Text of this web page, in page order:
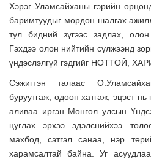
Хэрэг Уламсайханы гэрийн
баримтуудыг мөрдөн шалгах
тул бидний зүгээс задлах, олон
Гэхдээ олон нийтийн сүлжээнд
үндэслэлгүй гэдгийг НОТТОЙ,
Сэжигтэн талаас
буруутгаж, өдөөн хатгаж, эцэст
аливаа иргэн Монгол улсын
цуглах эрхээ эдэлснийхээ
махбод, сэтгэл санаа, нэр
харамсалтай байна. Уг